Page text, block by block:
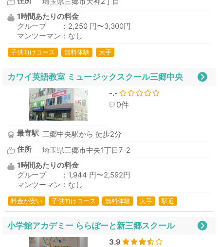
1時間あたりの料金
グループ ：2,250 円〜3,300円
マンツーマン：なし
子供向けコース 無料体験 大手
カワイ英語教室 ミュージックスクール三郷中央
-.-
0件
最寄駅 三郷中央駅から 徒歩2分
住所
埼玉県三郷市中央1丁目7-2
1時間あたりの料金
グループ ：1,944 円〜2,592円
マンツーマン：なし
料金が安い 子供向けコース 無料体験 大手 駅近
小学館アカデミー ららぽーと新三郷スクール
3.9